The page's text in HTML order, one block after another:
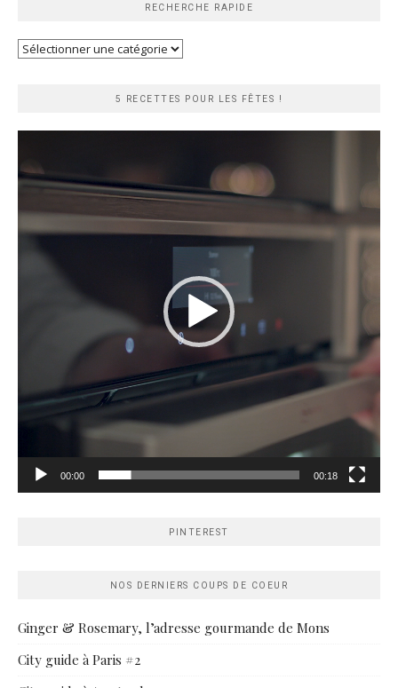
RECHERCHE RAPIDE
Recherche
5 RECETTES POUR LES FÊTES !
00:00 00:18
PINTEREST
NOS DERNIERS COUPS DE COEUR
Ginger & Rosemary, l’adresse gourmande de Mons
City guide à Paris #2